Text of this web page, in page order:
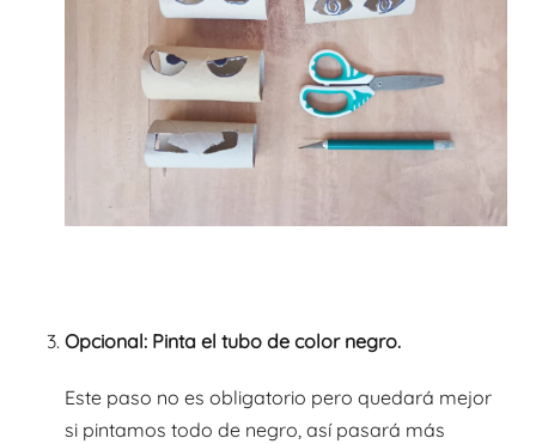
Opcional: Pinta el tubo de color negro.
Este paso no es obligatorio pero quedará mejor
si pintamos todo de negro, así pasará más